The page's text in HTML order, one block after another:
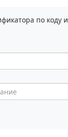
по коду и